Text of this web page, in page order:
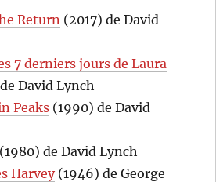
Return (2017) de David
7 derniers jours de Laura
David Lynch
Peaks (1990) de David
(1980) de David Lynch
Harvey(1946) de George